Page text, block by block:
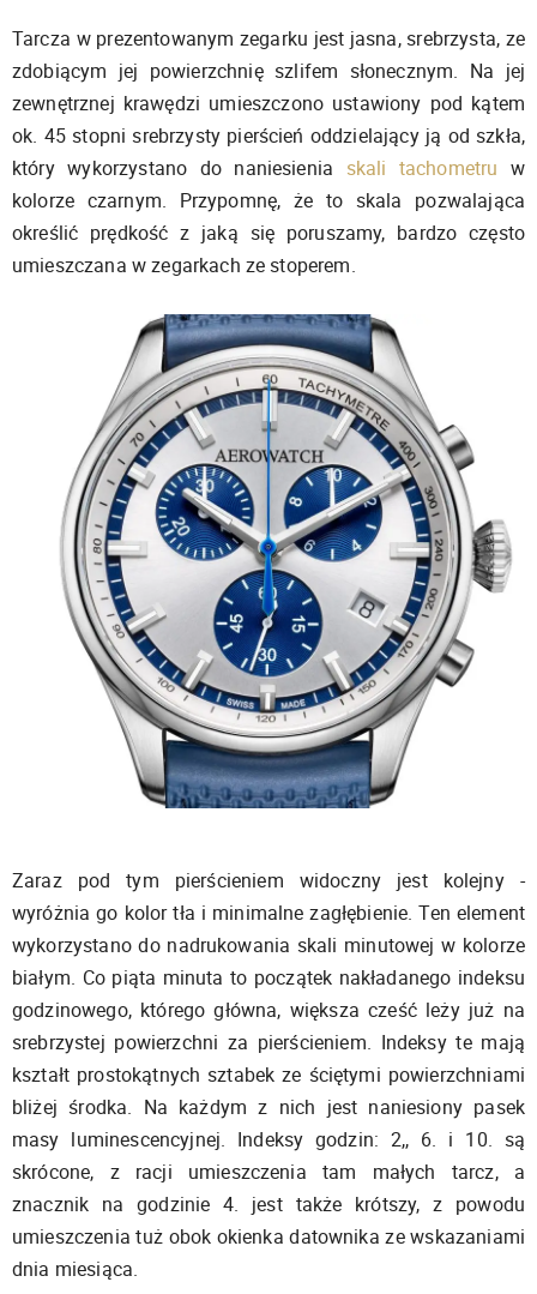
Tarcza w prezentowanym zegarku jest jasna, srebrzysta, ze
zdobiącym jej powierzchnię szlifem słonecznym. Na jej
zewnętrznej krawędzi umieszczono ustawiony pod kątem
ok. 45 stopni srebrzysty pierścień oddzielający ją od szkła,
który wykorzystano do naniesienia skali tachometru w
kolorze czarnym. Przypomnę, że to skala pozwalająca
określić prędkość z jaką się poruszamy, bardzo często
umieszczana w zegarkach ze stoperem.
Zaraz pod tym pierścieniem widoczny jest kolejny -
wyróżnia go kolor tła i minimalne zagłębienie. Ten element
wykorzystano do nadrukowania skali minutowej w kolorze
białym. Co piąta minuta to początek nakładanego indeksu
godzinowego, którego główna, większa cześć leży już na
srebrzystej powierzchni za pierścieniem. Indeksy te mają
kształt prostokątnych sztabek ze ściętymi powierzchniami
bliżej środka. Na każdym z nich jest naniesiony pasek
masy luminescencyjnej. Indeksy godzin: 2,, 6. i 10. są
skrócone, z racji umieszczenia tam małych tarcz, a
znacznik na godzinie 4. jest także krótszy, z powodu
umieszczenia tuż obok okienka datownika ze wskazaniami
dnia miesiąca.